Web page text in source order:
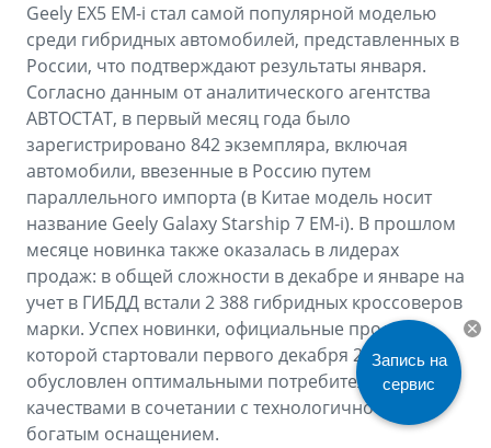
GEELY Лизинг
Сервисная книжка
Вопросы и ответы
Geely EX5 EM-i стал самой популярной моделью
среди гибридных автомобилей, представленных в
России, что подтверждают результаты января.
Согласно данным от аналитического агентства
АВТОСТАТ, в первый месяц года было
зарегистрировано 842 экземпляра, включая
автомобили, ввезенные в Россию путем
параллельного импорта (в Китае модель носит
название Geely Galaxy Starship 7 EM-i). В прошлом
месяце новинка также оказалась в лидерах
продаж: в общей сложности в декабре и январе на
учет в ГИБДД встали 2 388 гибридных кроссоверов
марки. Успех новинки, официальные продажи
которой стартовали первого декабря 2025 года,
обусловлен оптимальными потребительскими
качествами в сочетании с технологичностью и
богатым оснащением.
Запись на
сервис